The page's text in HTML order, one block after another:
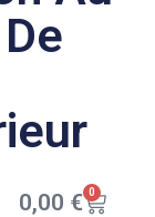
0,00 € 0